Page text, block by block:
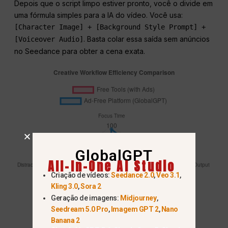
Depois que o script limpo estiver pronto, você o divide em
uma fórmula simples para a IA do vídeo. Você usa:
[Character Image] + [Background Style Prompt] +
[Voiceover Audio] . Basta colar essa saída sem anúncios
no Seedance para obter a cena exata.
GlobalGPT
All-In-One AI Studio
Criação de vídeos:Seedance 2.0,Veo 3.1,
Kling 3.0,Sora 2
Geração de imagens: Midjourney,
Seedream 5.0 Pro,Imagem GPT 2,Nano
Banana 2